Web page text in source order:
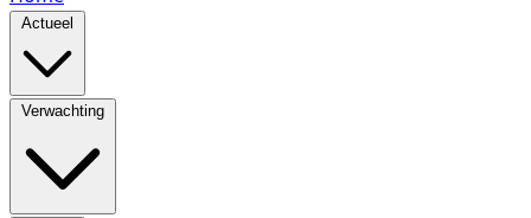
Actueel
Verwachting